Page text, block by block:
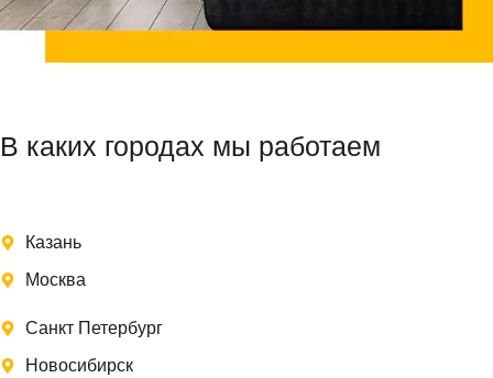
В каких городах мы работаем
Казань
Москва
Санкт Петербург
Новосибирск